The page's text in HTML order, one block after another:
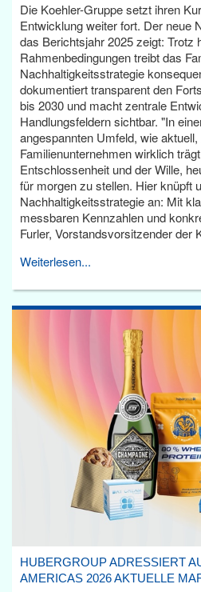
Die Koehler-Gruppe setzt ihren
Entwicklung weiter fort. Der neue
das Berichtsjahr 2025 zeigt: Trotz
Rahmenbedingungen treibt das
Nachhaltigkeitsstrategie
dokumentiert transparent den
bis 2030 und macht zentrale
Handlungsfeldern sichtbar. "In
angespannten Umfeld, wie
Familienunternehmen wirklich
Entschlossenheit und der Wille,
für morgen zu stellen. Hier knüpft
Nachhaltigkeitsstrategie an: Mit
messbaren Kennzahlen und
Furler, Vorstandsvorsitzender der
Weiterlesen...
HUBERGROUP ADRESSIERT
AMERICAS 2026 AKTUELLE